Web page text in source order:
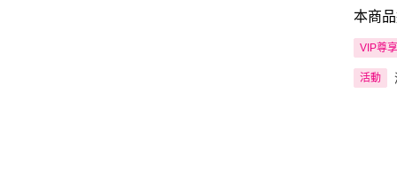
本商
VIP尊享
活動